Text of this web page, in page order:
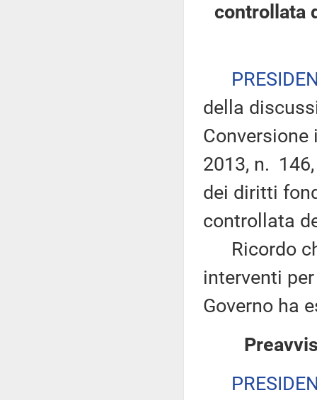
controllata
della
Conversione
2013, n.
dei diritti
controllata
Ricordo
interventi
Governo ha